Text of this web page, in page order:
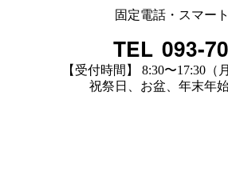
固定電話・スマー
TEL 093-
【受付時間】 8:30〜17:30（
祝祭日、お盆、年末年